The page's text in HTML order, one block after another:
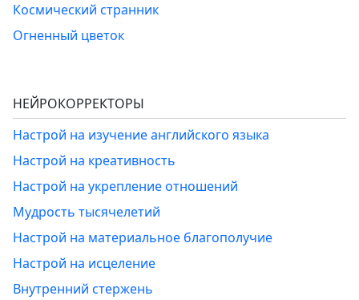
Космический странник
Огненный цветок
НЕЙРОКОРРЕКТОРЫ
Настрой на изучение английского языка
Настрой на креативность
Настрой на укрепление отношений
Мудрость тысячелетий
Настрой на материальное благополучие
Настрой на исцеление
Внутренний стержень